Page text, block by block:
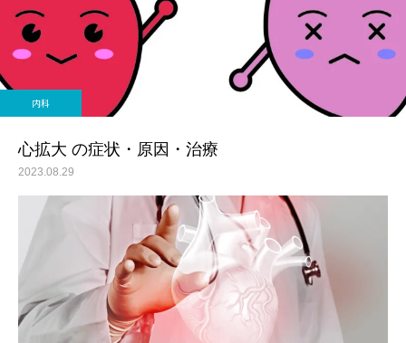
睡眠外来 甲状腺
泌尿器外来
内科
心拡大 の症状・原因・治療
2023.08.29